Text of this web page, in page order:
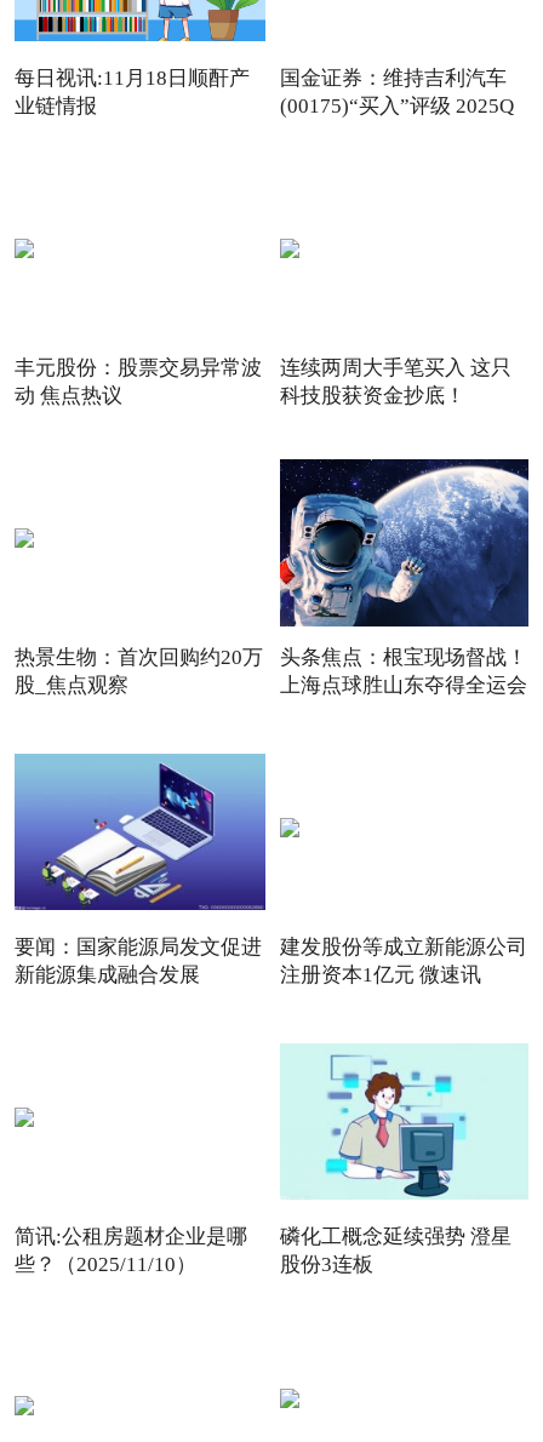
每日视讯:11月18日顺酐产
业链情报
国金证券：维持吉利汽车
(00175)“买入”评级 2025Q
丰元股份：股票交易异常波
动 焦点热议
连续两周大手笔买入 这只
科技股获资金抄底！
热景生物：首次回购约20万
股_焦点观察
头条焦点：根宝现场督战！
上海点球胜山东夺得全运会
要闻：国家能源局发文促进
新能源集成融合发展
建发股份等成立新能源公司
注册资本1亿元 微速讯
简讯:公租房题材企业是哪
些？（2025/11/10）
磷化工概念延续强势 澄星
股份3连板